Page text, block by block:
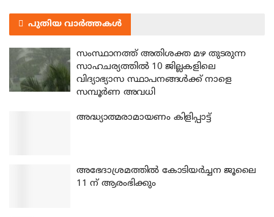
പുതിയ വാർത്തകൾ
സംസ്ഥാനത്ത് അതിശക്ത മഴ തുടരുന്ന
സാഹചര്യത്തിൽ 10 ജില്ലകളിലെ
വിദ്യാഭ്യാസ സ്ഥാപനങ്ങൾക്ക് നാളെ
സമ്പൂർണ അവധി
അദ്ധ്യാത്മരാമായണം കിളിപ്പാട്ട്
അഭേദാശ്രമത്തില്‍ കോടിയര്‍ച്ചന ജൂലൈ
11 ന് ആരംഭിക്കും